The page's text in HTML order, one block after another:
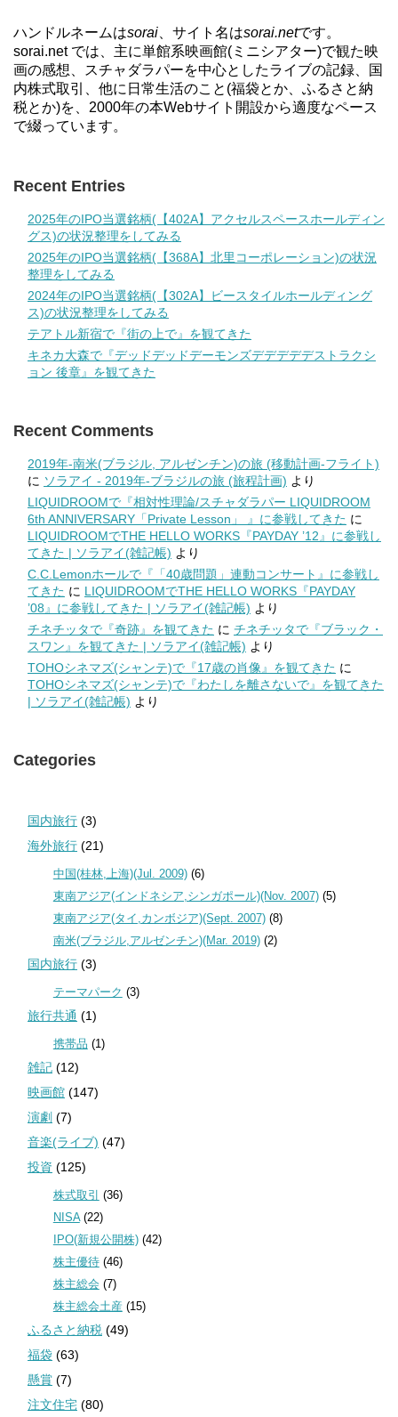
ハンドルネームはsorai、サイト名はsorai.netです。
sorai.net では、主に単館系映画館(ミニシアター)で観た映
画の感想、スチャダラパーを中心としたライブの記録、国
内株式取引、他に日常生活のこと(福袋とか、ふるさと納
税とか)を、2000年の本Webサイト開設から適度なペース
で綴っています。
Recent Entries
2025年のIPO当選銘柄(【402A】アクセルスペースホールディン
グス)の状況整理をしてみる
2025年のIPO当選銘柄(【368A】北里コーポレーション)の状況
整理をしてみる
2024年のIPO当選銘柄(【302A】ビースタイルホールディング
ス)の状況整理をしてみる
テアトル新宿で『街の上で』を観てきた
キネカ大森で『デッドデッドデーモンズデデデデデストラクシ
ョン 後章』を観てきた
Recent Comments
2019年-南米(ブラジル, アルゼンチン)の旅 (移動計画-フライト)
に ソラアイ - 2019年-ブラジルの旅 (旅程計画) より
LIQUIDROOMで『相対性理論/スチャダラパー LIQUIDROOM
6th ANNIVERSARY「Private Lesson」 』に参戦してきた に
LIQUIDROOMでTHE HELLO WORKS『PAYDAY ’12』に参戦し
てきた | ソラアイ(雑記帳) より
C.C.Lemonホールで『「40歳問題」連動コンサート』に参戦し
てきた に LIQUIDROOMでTHE HELLO WORKS『PAYDAY
’08』に参戦してきた | ソラアイ(雑記帳) より
チネチッタで『奇跡』を観てきた に チネチッタで『ブラック・
スワン』を観てきた | ソラアイ(雑記帳) より
TOHOシネマズ(シャンテ)で『17歳の肖像』を観てきた に
TOHOシネマズ(シャンテ)で『わたしを離さないで』を観てきた
| ソラアイ(雑記帳) より
Categories
国内旅行 (3)
海外旅行 (21)
中国(桂林,上海)(Jul. 2009)(6)
東南アジア(インドネシア,シンガポール)(Nov. 2007)(5)
東南アジア(タイ,カンボジア)(Sept. 2007)(8)
南米(ブラジル,アルゼンチン)(Mar. 2019)(2)
国内旅行 (3)
テーマパーク (3)
旅行共通 (1)
携帯品 (1)
雑記 (12)
映画館 (147)
演劇 (7)
音楽(ライブ) (47)
投資 (125)
株式取引
(36)
NISA(22)
IPO(新規公開株)(42)
株主優待(46)
株主総会 (7)
株主総会土産 (15)
ふるさと納税 (49)
福袋 (63)
懸賞 (7)
注文住宅 (80)